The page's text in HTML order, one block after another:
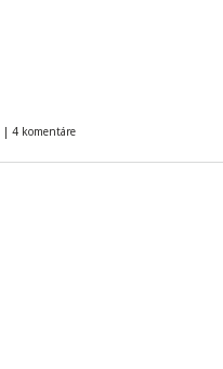
| 4 komentáre